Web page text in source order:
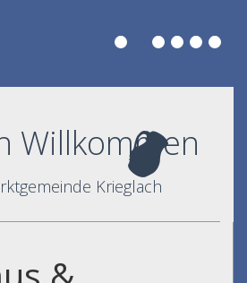
Willkommen
Krieglach